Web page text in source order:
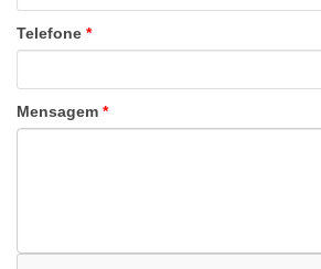
Telefone *
Mensagem *